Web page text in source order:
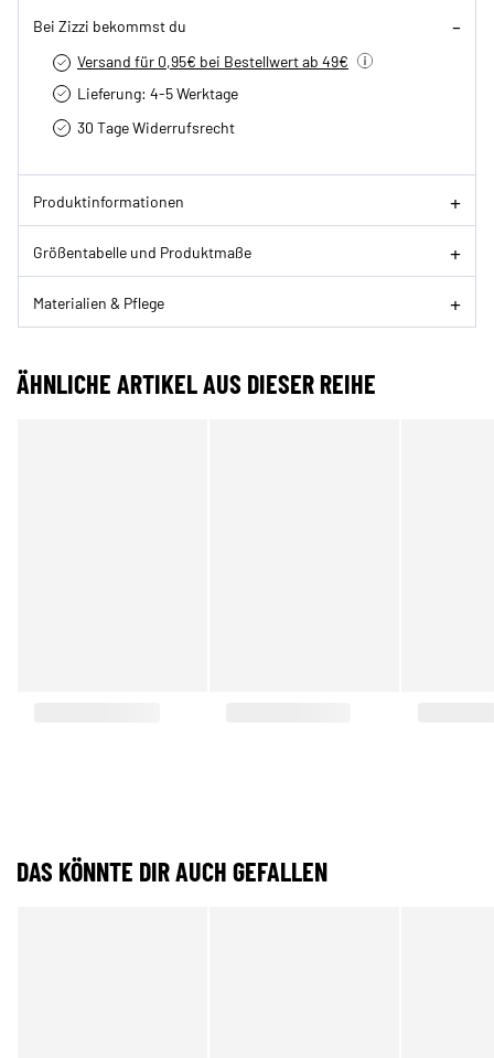
Bei Zizzi bekommst du
Versand für 0,95€ bei Bestellwert ab 49€
Lieferung: 4-5 Werktage
30 Tage Widerrufsrecht
Produktinformationen
Größentabelle und Produktmaße
Materialien & Pflege
ÄHNLICHE ARTIKEL AUS DIESER REIHE
DAS KÖNNTE DIR AUCH GEFALLEN